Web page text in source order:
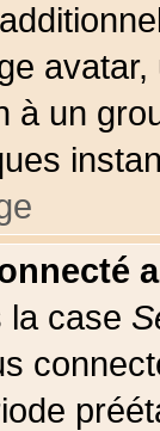
à un
la case